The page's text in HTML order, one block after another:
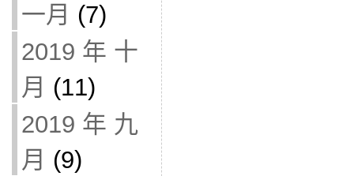
一月 (7)
2019 年 十
月 (11)
2019 年 九
月 (9)